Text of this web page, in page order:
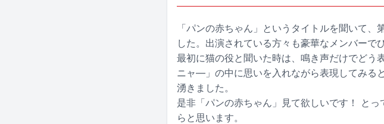
「パンの赤ちゃん」というタイトルを聞いて
した。出演されている方々も豪華なメンバーで
最初に猫の役と聞いた時は、鳴き声だけでど
ニャ―」の中に思いを入れながら表現してみる
湧きました。
是非「パンの赤ちゃん」見て欲しいです！ と
らと思います。